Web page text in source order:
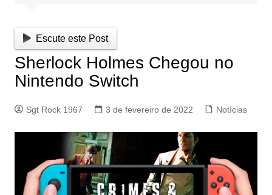
Escute este Post
Sherlock Holmes Chegou no
Nintendo Switch
Sgt Rock 1967 3 de fevereiro de 2022 Notícias